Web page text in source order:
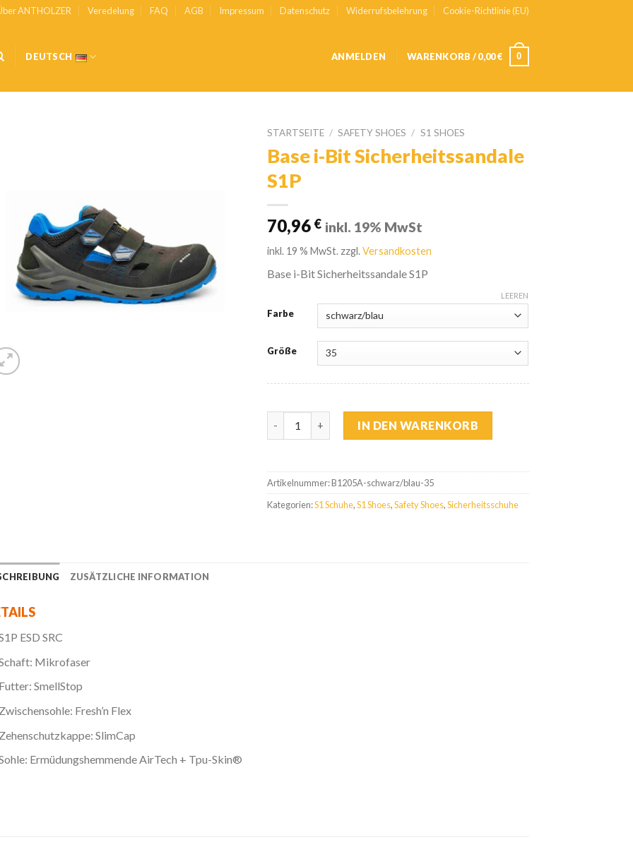
ANTHOLZER Veredelung FAQ AGB Impressum Datenschutz Widerrufsbelehrung Cookie-Richtlinie (EU)
DEUTSCH ANMELDEN WARENKORB /0,00€ 0
STARTSEITE / SAFETY SHOES / S1 SHOES
Base i-Bit Sicherheitssandale
S1P
70,96€ inkl. 19% MwSt
inkl. 19 % MwSt. zzgl.Versandkosten
Base i-Bit Sicherheitssandale S1P
Farbe
Größe
LEEREN
Base i-Bit Sicherheitssandale S1P Menge
IN DEN WARENKORB
Artikelnummer:B1205A-schwarz/blau-35
Kategorien:S1 Schuhe,S1 Shoes,Safety Shoes,Sicherheitsschuhe
ZUSÄTZLICHE INFORMATION
ESD SRC
Mikrofaser
Futter: SmellStop
Zwischensohle: Fresh’n Flex
Zehenschutzkappe: SlimCap
Ermüdungshemmende AirTech + Tpu-Skin®